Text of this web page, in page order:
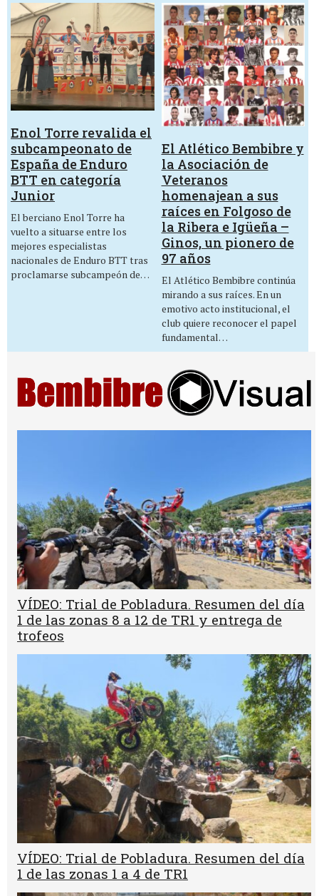
Enol Torre revalida el
subcampeonato de
España de Enduro
BTT en categoría
Junior
El berciano Enol Torre ha
vuelto a situarse entre los
mejores especialistas
nacionales de Enduro BTT tras
proclamarse subcampeón de…
El Atlético Bembibre y
la Asociación de
Veteranos
homenajean a sus
raíces en Folgoso de
la Ribera e Igüeña –
Ginos, un pionero de
97 años
El Atlético Bembibre continúa
mirando a sus raíces. En un
emotivo acto institucional, el
club quiere reconocer el papel
fundamental…
VÍDEO: Trial de Pobladura. Resumen del día
1 de las zonas 8 a 12 de TR1 y entrega de
trofeos
VÍDEO: Trial de Pobladura. Resumen del día
1 de las zonas 1 a 4 de TR1